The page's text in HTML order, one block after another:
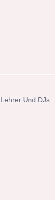
Lehrer Und DJs